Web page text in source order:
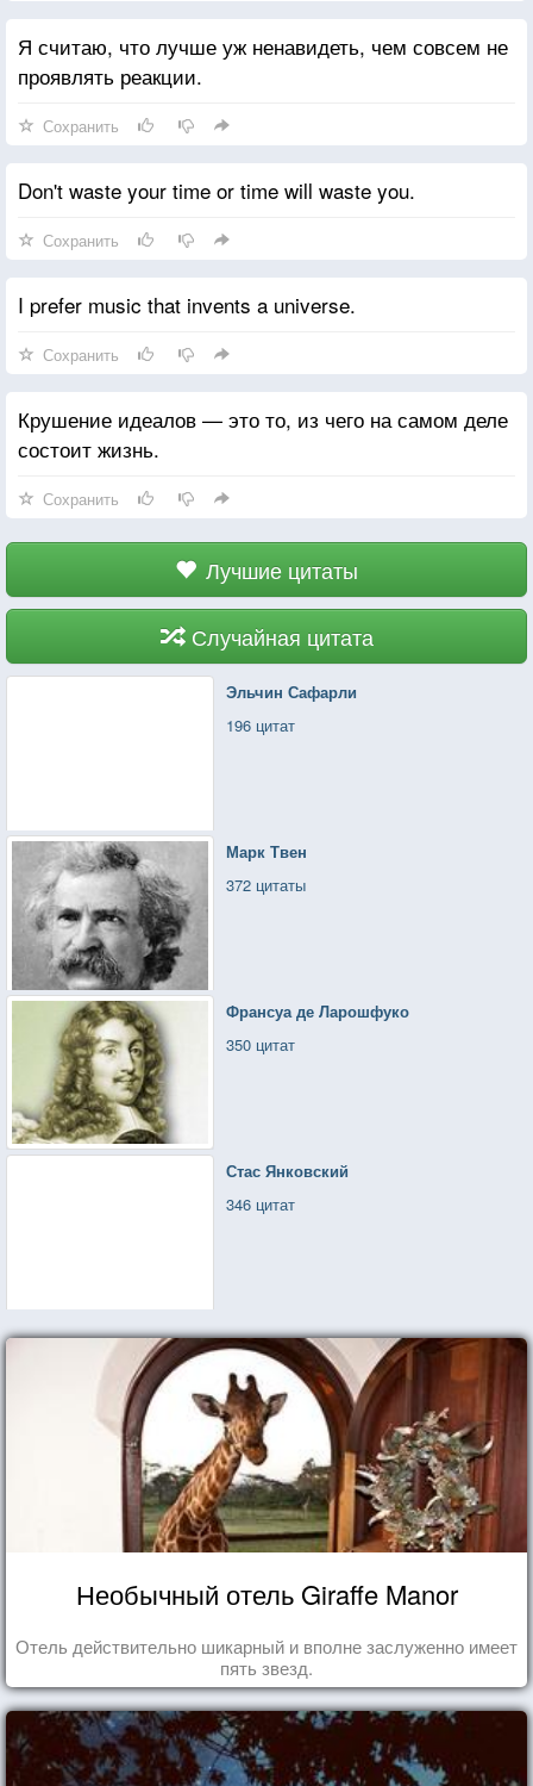
Я считаю, что лучше уж ненавидеть, чем совсем не
проявлять реакции.
Сохранить
Don't waste your time or time will waste you.
Сохранить
I prefer music that invents a universe.
Сохранить
Крушение идеалов — это то, из чего на самом деле
состоит жизнь.
Сохранить
Лучшие цитаты
Случайная цитата
Эльчин Сафарли
196 цитат
Марк Твен
372 цитаты
Франсуа де Ларошфуко
350 цитат
Стас Янковский
346 цитат
Необычный отель Giraffe Manor
Отель действительно шикарный и вполне заслуженно имеет
пять звезд.